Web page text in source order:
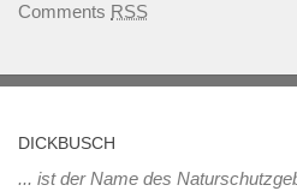
Comments RSS
DICKBUSCH
... ist der Name des